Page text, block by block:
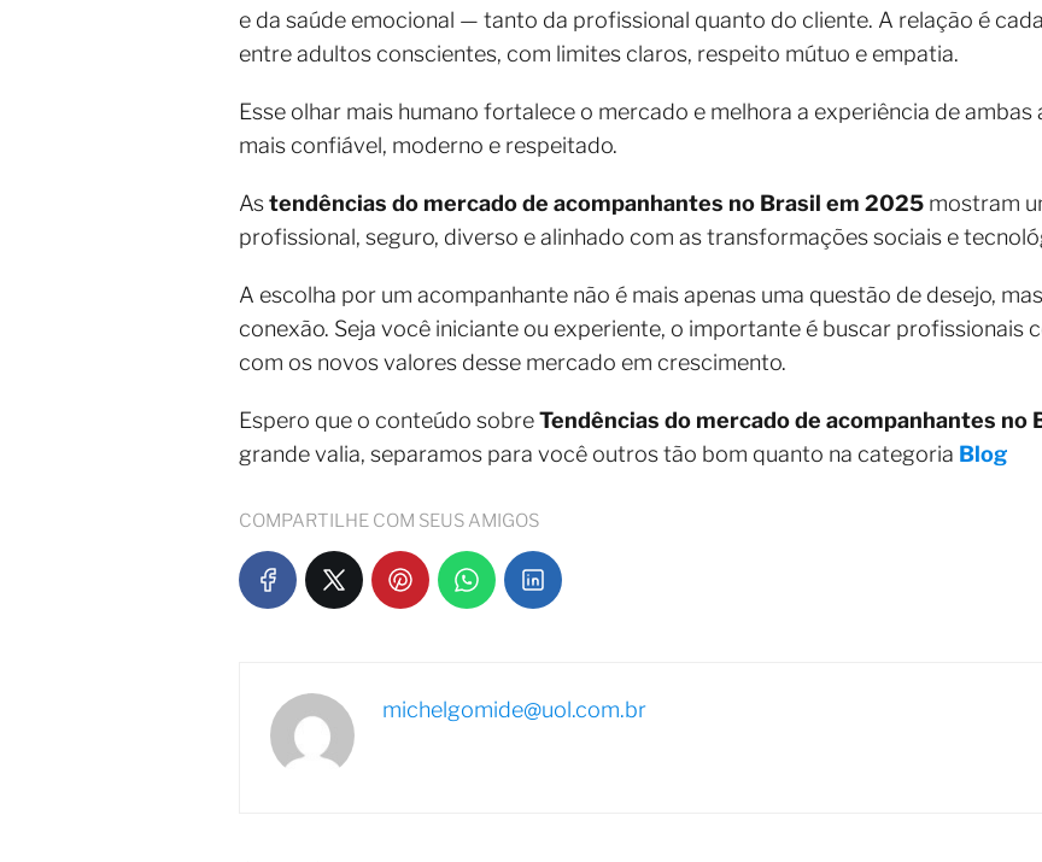
e da saúde emocional — tanto da profissional quanto do cliente. A relação é
entre adultos conscientes, com limites claros, respeito mútuo e empatia.
Esse olhar mais humano fortalece o mercado e melhora a experiência de
mais confiável, moderno e respeitado.
Astendências do mercado de acompanhantes no Brasil em 2025 mostram
profissional, seguro, diverso e alinhado com as transformações sociais e
A escolha por um acompanhante não é mais apenas uma questão de desejo,
conexão. Seja você iniciante ou experiente, o importante é buscar profissionais
com os novos valores desse mercado em crescimento.
Espero que o conteúdo sobreTendências do mercado de acompanhantes no
grande valia, separamos para você outros tão bom quanto na categoria Blog
COMPARTILHE COM SEUS AMIGOS
michelgomide@uol.com.br